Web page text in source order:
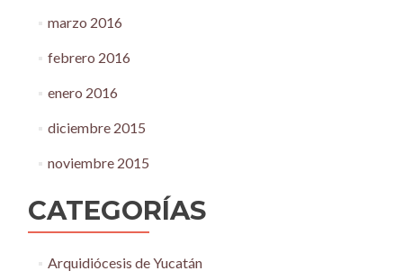
marzo 2016
febrero 2016
enero 2016
diciembre 2015
noviembre 2015
CATEGORÍAS
Arquidiócesis de Yucatán